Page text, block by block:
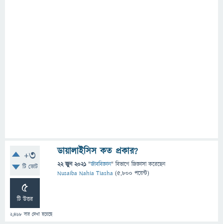
+3
টি ভোট
5
টি উত্তর
2,468 বার দেখা হয়েছে
ডায়ালাইসিস কত প্রকার?
22 জুন 2021 "জীববিজ্ঞান" বিভাগে জিজ্ঞাসাকরেছেন
Nusaiba Nahia Tiasha (5,800 পয়েন্ট)